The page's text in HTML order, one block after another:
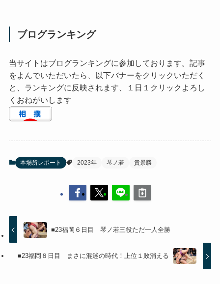
ブログランキング
当サイトはブログランキングに参加しております。記事
をよんでいただいたら、以下バナーをクリックいただく
と、ランキングに反映されます、１日１クリックよろし
くおねがいします
本場所レポート 2023年 琴ノ若 貴景勝
■23福岡６日目 琴ノ若三役ただ一人全勝
■23福岡８日目 まさに混迷の時代！上位１敗消える